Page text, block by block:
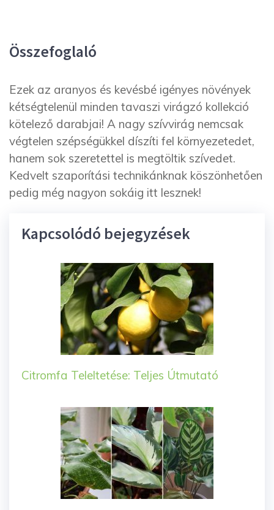
Összefoglaló
Ezek az aranyos és kevésbé igényes növények
kétségtelenül minden tavaszi virágzó kollekció
kötelező darabjai! A nagy szívvirág nemcsak
végtelen szépségükkel díszíti fel környezetedet,
hanem sok szeretettel is megtöltik szívedet.
Kedvelt szaporítási technikánknak köszönhetően
pedig még nagyon sokáig itt lesznek!
Kapcsolódó bejegyzések
Citromfa Teleltetése: Teljes Útmutató